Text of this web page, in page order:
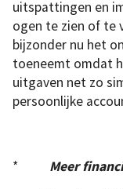
uitspattingen en
ogen te zien of te
bijzonder nu het
toeneemt omdat
uitgaven net zo
persoonlijke
* Meer